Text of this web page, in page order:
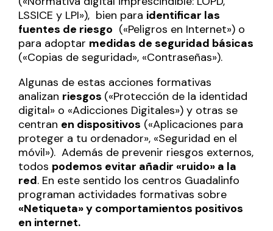
LSSICE y LPI»), bien para identificar las
fuentes de riesgo («Peligros en Internet») o
para adoptar medidas de seguridad básicas
(«Copias de seguridad», «Contraseñas»).
Algunas de estas acciones formativas
analizan riesgos («Protección de la identidad
digital» o «Adicciones Digitales») y otras se
centran en dispositivos («Aplicaciones para
proteger a tu ordenador», «Seguridad en el
móvil»). Además de prevenir riesgos externos,
todos podemos evitar añadir «ruido» a la
red. En este sentido los centros Guadalinfo
programan actividades formativas sobre
«Netiqueta» y comportamientos positivos
en internet.